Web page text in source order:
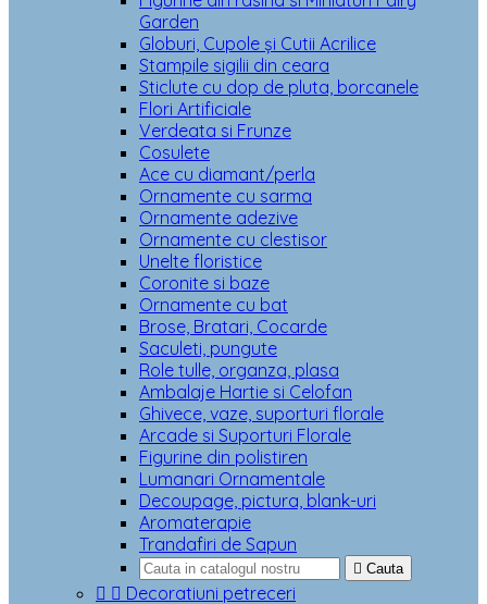
Garden
Globuri, Cupole și Cutii Acrilice
Stampile sigilii din ceara
Sticlute cu dop de pluta, borcanele
Flori Artificiale
Verdeata si Frunze
Cosulete
Ace cu diamant/perla
Ornamente cu sarma
Ornamente adezive
Ornamente cu clestisor
Unelte floristice
Coronite si baze
Ornamente cu bat
Brose, Bratari, Cocarde
Saculeti, pungute
Role tulle, organza, plasa
Ambalaje Hartie si Celofan
Ghivece, vaze, suporturi florale
Arcade si Suporturi Florale
Figurine din polistiren
Lumanari Ornamentale
Decoupage, pictura, blank-uri
Aromaterapie
Trandafiri de Sapun
 Cauta
  Decoratiuni petreceri